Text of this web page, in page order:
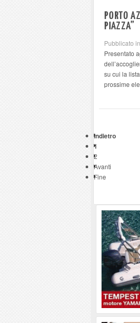
PORTO
PIAZZA”
Pubblicato in
Presentato
su cui la
prossime
Indietro
1
2
Avanti
Fine